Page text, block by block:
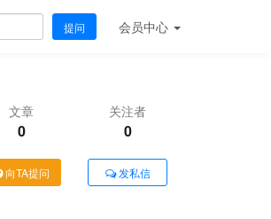
提问 会员中心
文章
0
关注者
0
向TA提问 发私信